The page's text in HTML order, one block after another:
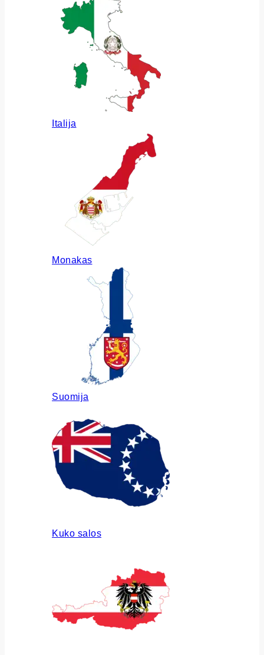
Italija
Monakas
Suomija
Kuko salos